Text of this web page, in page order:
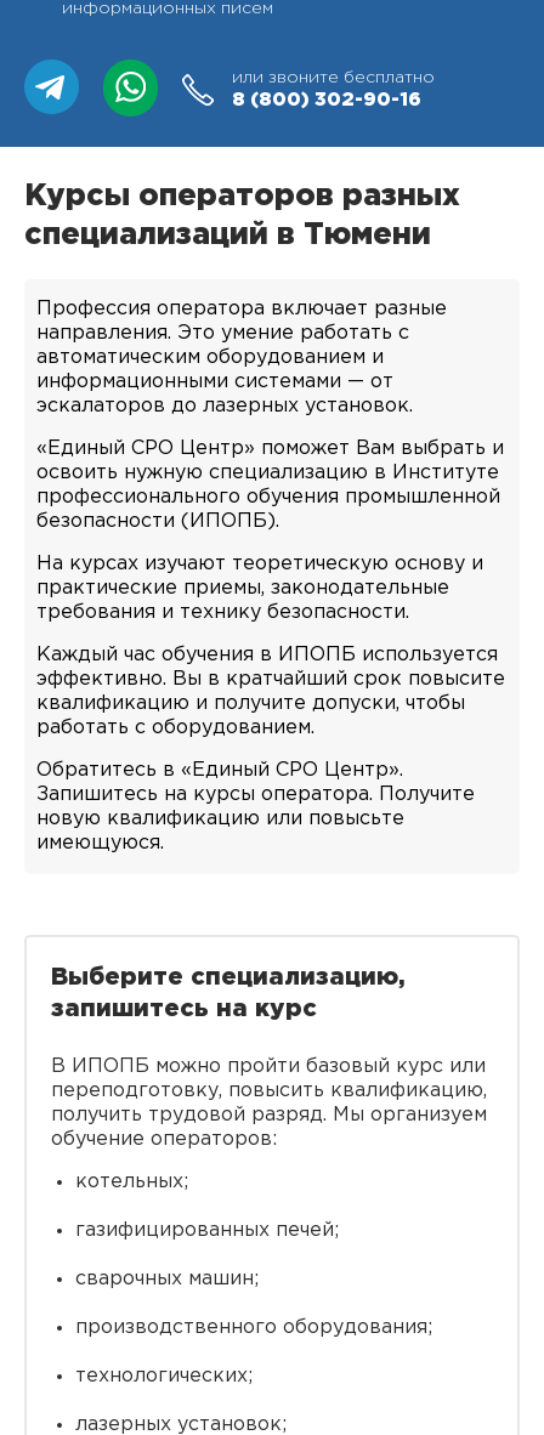
информационных писем
или звоните бесплатно
8 (800) 302-90-16
Курсы операторов разных
специализаций в Тюмени
Профессия оператора включает разные
направления. Это умение работать с
автоматическим оборудованием и
информационными системами — от
эскалаторов до лазерных установок.
«Единый СРО Центр» поможет Вам выбрать и
освоить нужную специализацию в Институте
профессионального обучения промышленной
безопасности (ИПОПБ).
На курсах изучают теоретическую основу и
практические приемы, законодательные
требования и технику безопасности.
Каждый час обучения в ИПОПБ используется
эффективно. Вы в кратчайший срок повысите
квалификацию и получите допуски, чтобы
работать с оборудованием.
Обратитесь в «Единый СРО Центр».
Запишитесь на курсы оператора. Получите
новую квалификацию или повысьте
имеющуюся.
Выберите специализацию,
запишитесь на курс
В ИПОПБ можно пройти базовый курс или
переподготовку, повысить квалификацию,
получить трудовой разряд. Мы организуем
обучение операторов:
котельных;
газифицированных печей;
сварочных машин;
производственного оборудования;
технологических;
лазерных установок;